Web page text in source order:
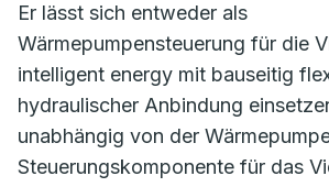
Er lässt sich entweder als
Wärmepumpensteuerung für die
intelligent energy mit bauseitig
hydraulischer Anbindung
unabhängig von der
Steuerungskomponente für das